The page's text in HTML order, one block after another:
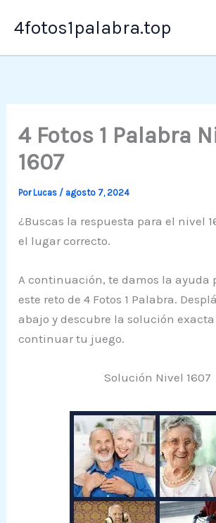
4fotos1palabra.top
4 Fotos 1 Palabra
1607
PorLucas / agosto 7, 2024
¿Buscas la respuesta para el nivel
el lugar correcto.
A continuación, te damos la ayuda
este reto de 4 Fotos 1 Palabra.
abajo y descubre la solución
continuar tu juego.
Solución Nivel 1607